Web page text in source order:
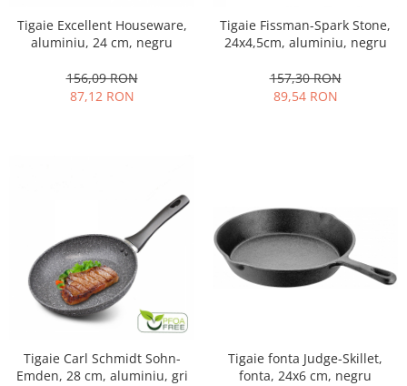
Tigaie Excellent Houseware,
aluminiu, 24 cm, negru
156,09 RON
87,12 RON
Tigaie Fissman-Spark Stone,
24x4,5cm, aluminiu, negru
157,30 RON
89,54 RON
Tigaie Carl Schmidt Sohn-
Emden, 28 cm, aluminiu, gri
Tigaie fonta Judge-Skillet,
fonta, 24x6 cm, negru